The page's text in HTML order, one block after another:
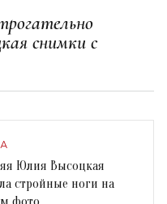
снимки с
Юлия Высоцкая
стройные ноги на